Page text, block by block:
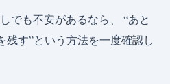
でも不安があるなら、 “あと
残す”という方法を一度確認し